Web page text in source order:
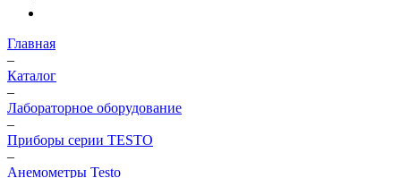
Главная
–
Каталог
–
Лабораторное оборудование
–
Приборы серии TESTO
–
Анемометры Testo